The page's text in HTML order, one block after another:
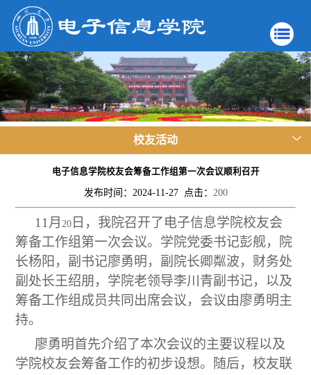
校友活动
电子信息学院校友会筹备工作组第一次会议顺利召开
发布时间：2024-11-27 点击： 200
11 月 20 日，我院召开了电子信息学院校友会
筹备工作组第一次会议。学院党委书记彭舰，院
长杨阳，副书记廖勇明，副院长卿粼波，财务处
副处长王绍朋，学院老领导李川青副书记，以及
筹备工作组成员共同出席会议，会议由廖勇明主
持。
廖勇明首先介绍了本次会议的主要议程以及
学院校友会筹备工作的初步设想。随后，校友联